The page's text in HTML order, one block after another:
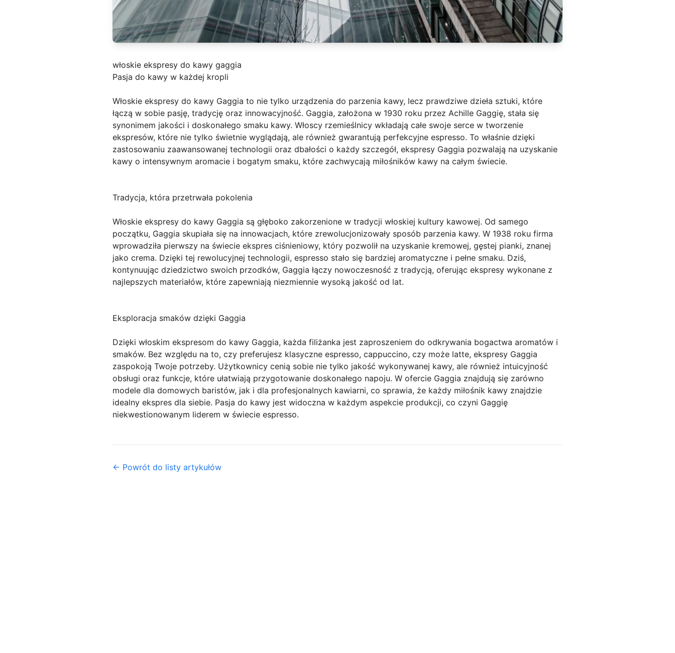
włoskie ekspresy do kawy gaggia
Pasja do kawy w każdej kropli
Włoskie ekspresy do kawy Gaggia to nie tylko urządzenia do parzenia kawy, lecz prawdziwe dzieła sztuki, które
łączą w sobie pasję, tradycję oraz innowacyjność. Gaggia, założona w 1930 roku przez Achille Gaggię, stała się
synonimem jakości i doskonałego smaku kawy. Włoscy rzemieślnicy wkładają całe swoje serce w tworzenie
ekspresów, które nie tylko świetnie wyglądają, ale również gwarantują perfekcyjne espresso. To właśnie dzięki
zastosowaniu zaawansowanej technologii oraz dbałości o każdy szczegół, ekspresy Gaggia pozwalają na uzyskanie
kawy o intensywnym aromacie i bogatym smaku, które zachwycają miłośników kawy na całym świecie.
Tradycja, która przetrwała pokolenia
Włoskie ekspresy do kawy Gaggia są głęboko zakorzenione w tradycji włoskiej kultury kawowej. Od samego
początku, Gaggia skupiała się na innowacjach, które zrewolucjonizowały sposób parzenia kawy. W 1938 roku firma
wprowadziła pierwszy na świecie ekspres ciśnieniowy, który pozwolił na uzyskanie kremowej, gęstej pianki, znanej
jako crema. Dzięki tej rewolucyjnej technologii, espresso stało się bardziej aromatyczne i pełne smaku. Dziś,
kontynuując dziedzictwo swoich przodków, Gaggia łączy nowoczesność z tradycją, oferując ekspresy wykonane z
najlepszych materiałów, które zapewniają niezmiennie wysoką jakość od lat.
Eksploracja smaków dzięki Gaggia
Dzięki włoskim ekspresom do kawy Gaggia, każda filiżanka jest zaproszeniem do odkrywania bogactwa aromatów i
smaków. Bez względu na to, czy preferujesz klasyczne espresso, cappuccino, czy może latte, ekspresy Gaggia
zaspokoją Twoje potrzeby. Użytkownicy cenią sobie nie tylko jakość wykonywanej kawy, ale również intuicyjność
obsługi oraz funkcje, które ułatwiają przygotowanie doskonałego napoju. W ofercie Gaggia znajdują się zarówno
modele dla domowych baristów, jak i dla profesjonalnych kawiarni, co sprawia, że każdy miłośnik kawy znajdzie
idealny ekspres dla siebie. Pasja do kawy jest widoczna w każdym aspekcie produkcji, co czyni Gaggię
niekwestionowanym liderem w świecie espresso.
← Powrót do listy artykułów